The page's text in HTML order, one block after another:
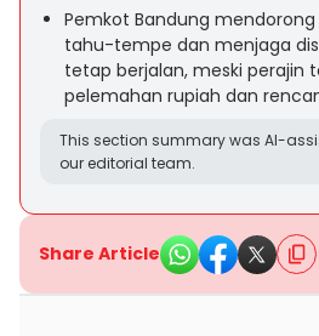
Pemkot Bandung mendorong
tahu-tempe dan menjaga
tetap berjalan, meski perajin
pelemahan rupiah dan
This section summary was AI-
our editorial team.
Share Article